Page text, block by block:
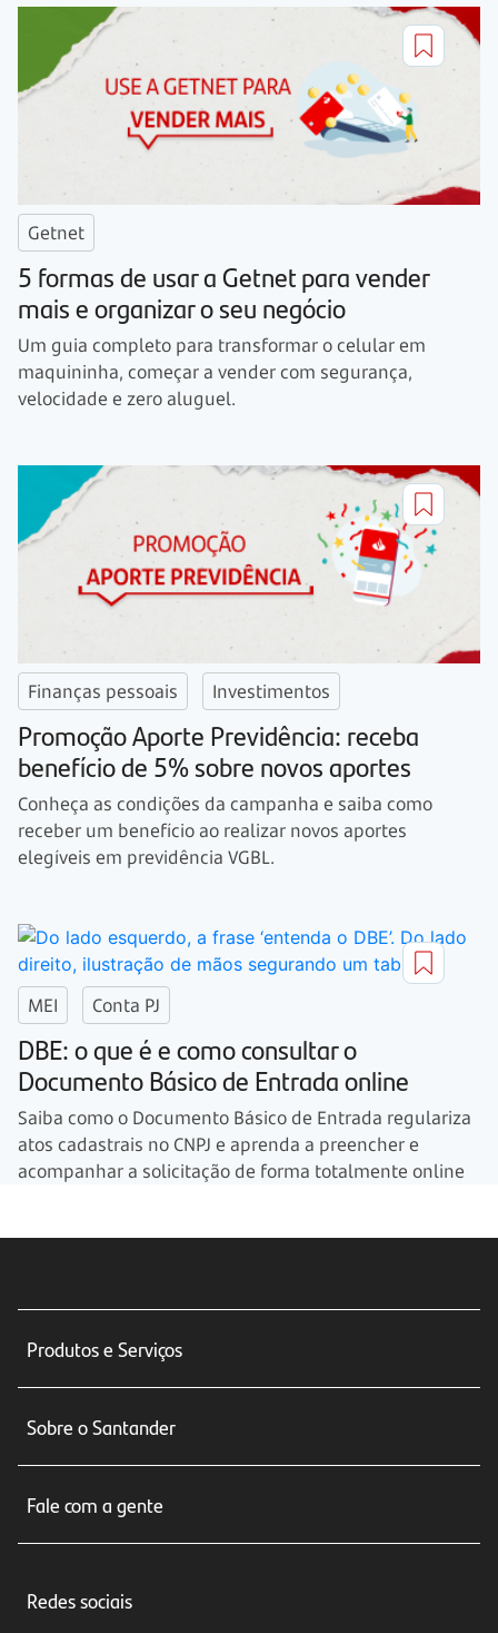
Getnet
5 formas de usar a Getnet para vender
mais e organizar o seu negócio
Um guia completo para transformar o celular em
maquininha, começar a vender com segurança,
velocidade e zero aluguel.
Finanças pessoais Investimentos
Promoção Aporte Previdência: receba
benefício de 5% sobre novos aportes
Conheça as condições da campanha e saiba como
receber um benefício ao realizar novos aportes
elegíveis em previdência VGBL.
MEI Conta PJ
DBE: o que é e como consultar o
Documento Básico de Entrada online
Saiba como o Documento Básico de Entrada regulariza
atos cadastrais no CNPJ e aprenda a preencher e
acompanhar a solicitação de forma totalmente online
Produtos e Serviços
Seguros
Crédito e Financiamentos
Investimentos
Sobre o Santander
Fale com a gente
Central de Renegociação
Redes sociais